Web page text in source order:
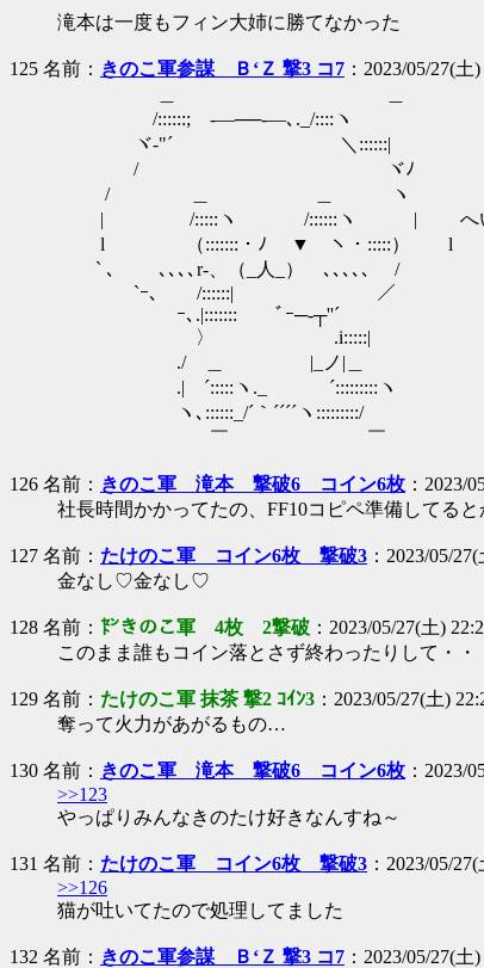
滝本は一度もフィン大姉に勝てなかった
125 名前： きのこ軍参謀 Ｂ‘Ｚ 撃3 コ7 ：2023/05/27(
/::::::;ゝ-―──-―､._/::::ヽ
ヾ-"´ ＼::::::|
/ ヾﾉ
/ ＿ ＿ ヽ
| /:::::ヽ /::::::ヽ | へい
l （:::::::・ﾉ ▼ ヽ・:::::） l
` ､ ､､､､r-、（_人_） ､､､､､ /
`ｰ､ /::::::| ／
ｰ､.|::::::: ﾞｰ─‐┬''´
〉 .i:::::|
./ ＿ |_ノ|＿
.| ´:::::ヽ._ ´:::::::::ヽ
ヽ､::::::_/´｀´´´´ヽ:::::::::/
￣ ￣
126 名前： きのこ軍 滝本 撃破6 コイン6枚 ：2023/
社長時間かかってたの、FF10コピペ準備してる
127 名前： たけのこ軍 コイン6枚 撃破3 ：2023/05/
金なし♡金なし♡
128 名前： ㌣きのこ軍 4枚 2撃破 ：2023/05/27(土)
このまま誰もコイン落とさず終わったりして・・
129 名前： たけのこ軍 抹茶 撃2 ｺｲﾝ3 ：2023/05/27(土)
奪って火力があがるもの…
130 名前： きのこ軍 滝本 撃破6 コイン6枚 ：2023/
>>123
やっぱりみんなきのたけ好きなんすね～
131 名前： たけのこ軍 コイン6枚 撃破3 ：2023/05/
>>126
猫が吐いてたので処理してました
132 名前： きのこ軍参謀 Ｂ‘Ｚ 撃3 コ7 ：2023/05/27(